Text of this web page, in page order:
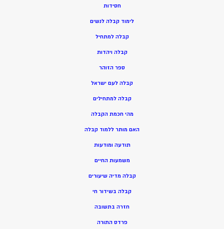
חסידות
לימוד קבלה לנשים
קבלה למתחיל
קבלה ויהדות
ספר הזוהר
קבלה לעם ישראל
קבלה למתחילים
מהי חכמת הקבלה
האם מותר ללמוד קבלה
תודעה ומודעות
משמעות החיים
קבלה מדיה שיעורים
קבלה בשידור חי
חזרה בתשובה
פרדס התורה